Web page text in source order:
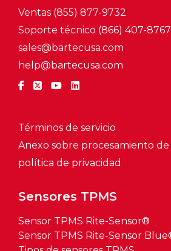
Sensores TPMS
Sensor TPMS Rite-Sensor®
Sensor TPMS Rite-Sensor
Ventas (855) 877-9732
Soporte técnico (866) 407-8767
sales@bartecusa.com
help@bartecusa.com
Términos de servicio
Anexo sobre procesamiento
política de privacidad